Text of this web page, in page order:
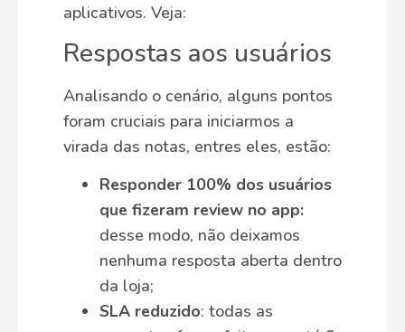
aplicativos. Veja:
Respostas aos usuários
Analisando o cenário, alguns pontos
foram cruciais para iniciarmos a
virada das notas, entres eles, estão:
Responder 100% dos usuários
que fizeram review no app:
desse modo, não deixamos
nenhuma resposta aberta dentro
da loja;
SLA reduzido: todas as